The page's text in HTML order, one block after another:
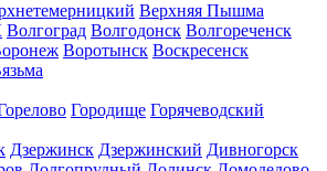
Верхняя Пышма
Волгоград Волгодонск Волгореченск
Воротынск Воскресенск
Городище Горячеводский
Дзержинск Дзержинский Дивногорск